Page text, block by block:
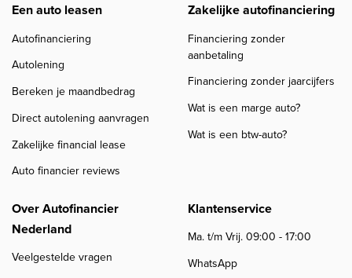
Een auto leasen
Autofinanciering
Autolening
Bereken je maandbedrag
Direct autolening aanvragen
Zakelijke financial lease
Auto financier reviews
Zakelijke autofinanciering
Financiering zonder
aanbetaling
Financiering zonder jaarcijfers
Wat is een marge auto?
Wat is een btw-auto?
Over Autofinancier
Nederland
Veelgestelde vragen
Klantenservice
Ma. t/m Vrij. 09:00 - 17:00
WhatsApp